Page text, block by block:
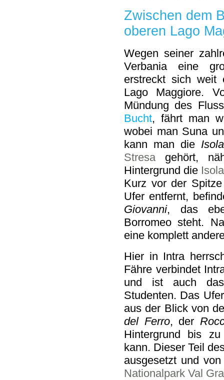
Zwischen dem
oberen Lago
Wegen seiner
Verbania eine
erstreckt sich weit
Lago Maggiore.
Mündung des
Bucht, fährt man
wobei man Suna
kann man die
Stresagehört,
Hintergrund die
Kurz vor der
Ufer entfernt,
Giovanni, das
Borromeo steht.
eine komplett
Hier in Intra
Fähre verbindet
und ist auch
Studenten. Das
aus der Blick von
del Ferro, der
Hintergrund bis
kann. Dieser Teil
ausgesetzt und
Nationalpark Val